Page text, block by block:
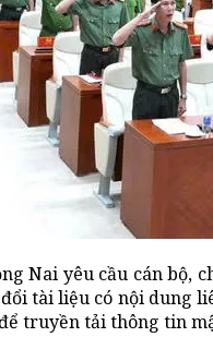
Nai yêu cầu cán
tài liệu có nội dung
truyền tải thông tin